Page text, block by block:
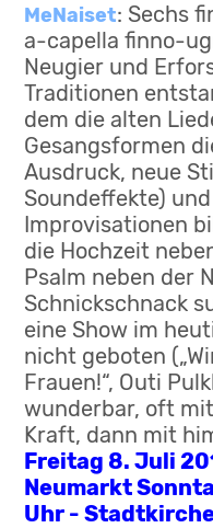
MeNaiset: Sechs
a-capella finno-
Neugier und
Traditionen
dem die alten
Gesangsformen
Ausdruck, neue
Soundeffekte)
Improvisationen
die Hochzeit
Psalm neben der
Schnickschnack
eine Show im
nicht geboten
Frauen!“, Outi
wunderbar, oft
Kraft, dann mit
Freitag 8. Juli
Neumarkt
Uhr -